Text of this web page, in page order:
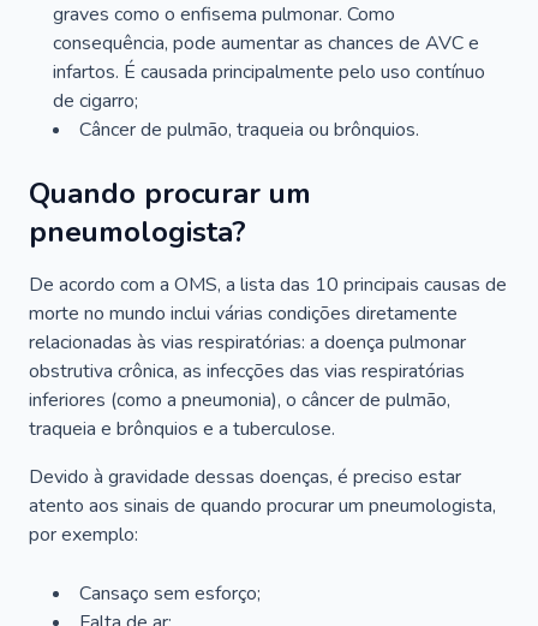
graves como o enfisema pulmonar. Como
consequência, pode aumentar as chances de AVC e
infartos. É causada principalmente pelo uso contínuo
de cigarro;
Câncer de pulmão, traqueia ou brônquios.
Quando procurar um
pneumologista?
De acordo com a OMS, a lista das 10 principais causas de
morte no mundo inclui várias condições diretamente
relacionadas às vias respiratórias: a doença pulmonar
obstrutiva crônica, as infecções das vias respiratórias
inferiores (como a pneumonia), o câncer de pulmão,
traqueia e brônquios e a tuberculose.
Devido à gravidade dessas doenças, é preciso estar
atento aos sinais de quando procurar um pneumologista,
por exemplo:
Cansaço sem esforço;